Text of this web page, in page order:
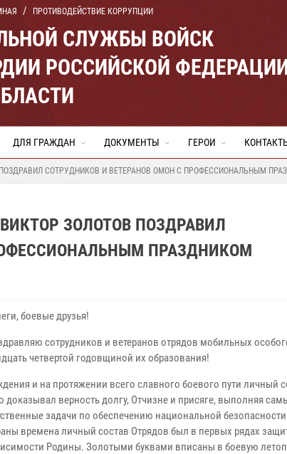
ПРОТИВОДЕЙСТВИЕ КОРРУПЦИИ
СЛУЖБЫ ВОЙСК
РОССИЙСКОЙ
ДЛЯ ГРАЖДАН ДОКУМЕНТЫ ГЕРОИ
СОТРУДНИКОВ И ВЕТЕРАНОВ ОМОН С ПРОФЕССИОНАЛЬНЫМ
ЗОЛОТОВ ПОЗДРАВИЛ
ПРАЗДНИКОМ
боевые друзья!
сотрудников и ветеранов отрядов мобильных
четвертой годовщиной их образования!
и на протяжении всего славного боевого пути личный
верность долгу, Отчизне и присяге, выполняя
задачи по обеспечению национальной
времена личный состав Отрядов был в первых рядах
Родины. Золотыми буквами вписаны в боевую